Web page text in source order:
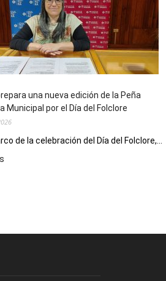
sus
90
años
con
un
Conversatorio
Escritores
Locales
una nueva edición de la Peña
Municipal por el Día del Folclore
de la celebración del Día del Folclore,...
de